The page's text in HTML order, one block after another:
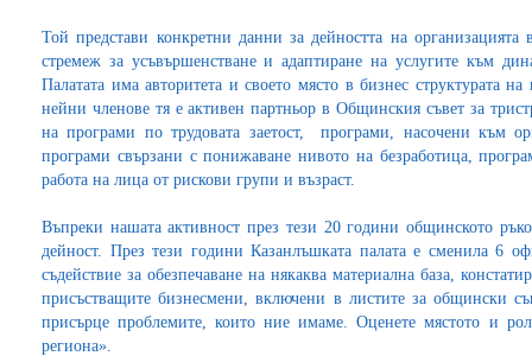
Той представи конкретни данни за дейността на
стремеж за усъвършенстване и адаптиране на услугите към
Палатата има авторитета и своето място в бизнес структурата
нейни членове тя е активен партньор в Общинския съвет за
на програми по трудовата заетост, програми, насочени към
програми свързани с понижаване нивото на безработица,
работа на лица от рискови групи и възраст.
Въпреки нашата активност през тези 20 години общинското
дейност. През тези години Казанлъшката палата е сменила 6
съдействие за обезпечаване на някаква материална база,
присъстващите бизнесмени, включени в листите за общински
присърце проблемите, които ние имаме. Оценете мястото и
региона».